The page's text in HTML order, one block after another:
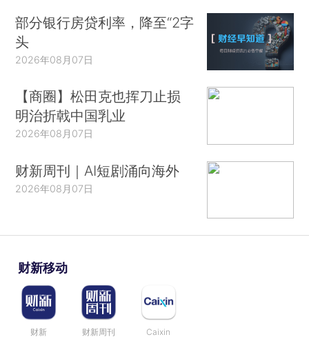
部分银行房贷利率，降至“2字
头
2026年08月07日
【商圈】松田克也挥刀止损
明治折戟中国乳业
2026年08月07日
财新周刊｜AI短剧涌向海外
2026年08月07日
财新移动
财新 财新周刊 Caixin